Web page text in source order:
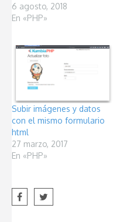
6 agosto, 2018
En «PHP»
Subir imágenes y datos
con el mismo formulario
html
27 marzo, 2017
En «PHP»